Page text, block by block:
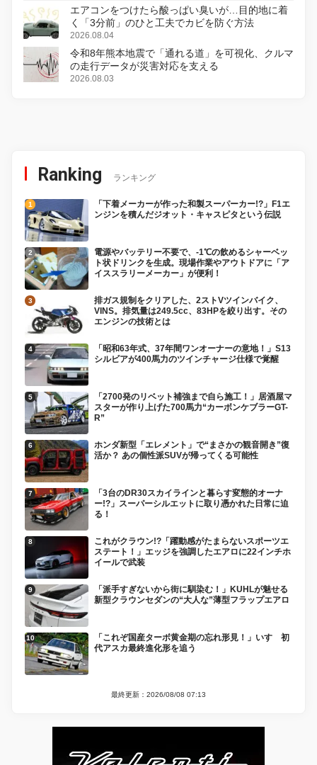
エアコンをつけたら酸っぱい臭いが…目的地に着
く「3分前」のひと工夫でカビを防ぐ方法
2026.08.04
令和8年熊本地震で「通れる道」を可視化、クルマ
の走行データが災害対応を支える
2026.08.03
Ranking ランキング
「下着メーカーが作った和製スーパーカー!?」F1エ
ンジンを積んだジオット・キャスピタという伝説
電源やバッテリー不要で、-1℃の飲めるシャーベッ
ト状ドリンクを生成。現場作業やアウトドアに「ア
イススラリーメーカー」が便利！
排ガス規制をクリアした、2ストVツインバイク、
VINS。排気量は249.5cc、83HPを絞り出す。その
エンジンの技術とは
「昭和63年式、37年間ワンオーナーの意地！」S13
シルビアが400馬力のツインチャージ仕様で覚醒
「2700発のリベット補強まで自ら施工！」居酒屋マ
スターが作り上げた700馬力“カーボンケブラーGT-
R”
ホンダ新型「エレメント」で“まさかの観音開き”復
活か？ あの個性派SUVが帰ってくる可能性
「3台のDR30スカイラインと暮らす変態的オーナ
ー!?」スーパーシルエットに取り憑かれた日常に迫
る！
これがクラウン!?「躍動感がたまらないスポーツエ
ステート！」エッジを強調したエアロに22インチホ
イールで武装
「派手すぎないから街に馴染む！」KUHLが魅せる
新型クラウンセダンの“大人な”薄型フラップエアロ
「これぞ国産ターボ黄金期の忘れ形見！」いすゞ初
代アスカ最終進化形を追う
最終更新：2026/08/08 07:13